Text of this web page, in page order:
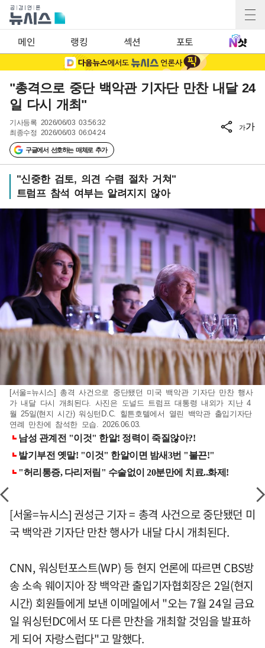
메인 랭킹 섹션 포토
"총격으로 중단 백악관 기자단 만찬 내달 24
일 다시 개최"
기사등록 2026/06/03 03:56:32
최종수정 2026/06/03 06:04:24
구글에서 선호하는 매체로 추가
가가
"신중한 검토, 의견 수렴 절차 거쳐"
트럼프 참석 여부는 알려지지 않아
[서울=뉴시스] 총격 사건으로 중단됐던 미국 백악관 기자단 만찬 행사
가 내달 다시 개최된다. 사진은 도널드 트럼프 대통령 내외가 지난 4
월 25일(현지 시간) 워싱턴D.C. 힐튼호텔에서 열린 백악관 출입기자단
연례 만찬에 참석한 모습. 2026.06.03.
[서울=뉴시스] 권성근 기자 = 총격 사건으로 중단됐던 미
국 백악관 기자단 만찬 행사가 내달 다시 개최된다.
CNN, 워싱턴포스트(WP) 등 현지 언론에 따르면 CBS방
송 소속 웨이지아 장 백악관 출입기자협회장은 2일(현지
시간) 회원들에게 보낸 이메일에서 "오는 7월 24일 금요
일 워싱턴DC에서 또 다른 만찬을 개최할 것임을 발표하
게 되어 자랑스럽다"고 말했다.